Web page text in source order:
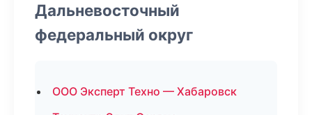
Дальневосточный
федеральный округ
ООО Эксперт Техно — Хабаровск